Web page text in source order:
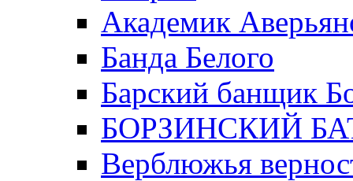
Академик
Банда Белого
Барский банщик
БОРЗИНСКИЙ
Верблюжья